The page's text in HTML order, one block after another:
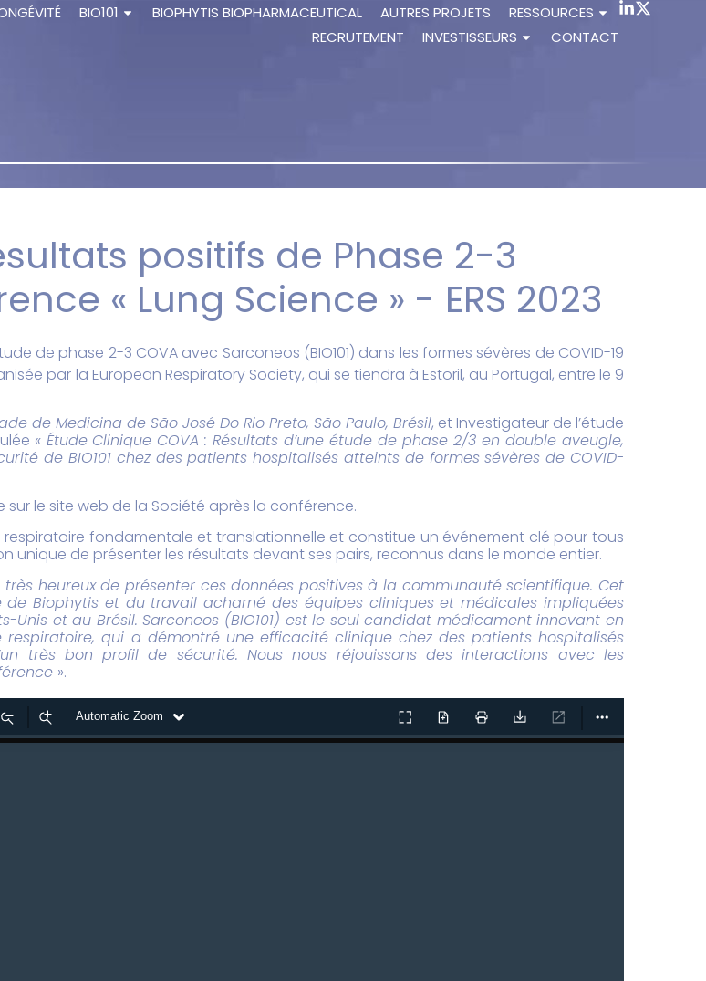
BIO101 BIOPHYTIS BIOPHARMACEUTICAL AUTRES PROJETS
RESSOURCES
RECRUTEMENT
INVESTISSEURS CONTACT
positifs de Phase 2-3
« Lung Science » - ERS 2023
de phase 2-3 COVA avec Sarconeos (BIO101) dans les formes sévères de COVID-19
par la European Respiratory Society, qui se tiendra à Estoril, au Portugal, entre le 9
de Medicina de São José Do Rio Preto, São Paulo, Brésil, et Investigateur de l’étude
« Étude Clinique COVA : Résultats d’une étude de phase 2/3 en double aveugle,
de BIO101 chez des patients hospitalisés atteints de formes sévères de COVID-
le site web de la Société après la conférence.
respiratoire fondamentale et translationnelle et constitue un événement clé pour tous
unique de présenter les résultats devant ses pairs, reconnus dans le monde entier.
très heureux de présenter ces données positives à la communauté scientifique. Cet
Biophytis et du travail acharné des équipes cliniques et médicales impliquées
Unis et au Brésil. Sarconeos (BIO101) est le seul candidat médicament innovant en
respiratoire, qui a démontré une efficacité clinique chez des patients hospitalisés
très bon profil de sécurité. Nous nous réjouissons des interactions avec les
».